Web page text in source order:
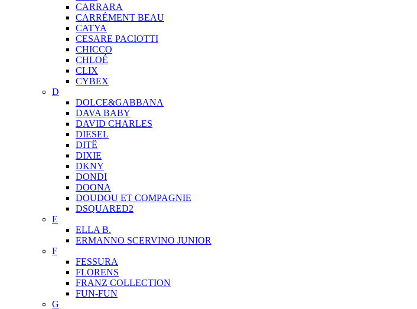
CARRARA
CARRÉMENT BEAU
CATYA
CESARE PACIOTTI
CHICCO
CHLOÉ
CLIX
CYBEX
D
DOLCE&GABBANA
DAVA BABY
DAVID CHARLES
DIESEL
DITЁ
DIXIE
DKNY
DONDI
DOONA
DOUDOU ET COMPAGNIE
DSQUARED2
E
ELLA B.
ERMANNO SCERVINO JUNIOR
F
FESSURA
FLORENS
FRANZ COLLECTION
FUN-FUN
G